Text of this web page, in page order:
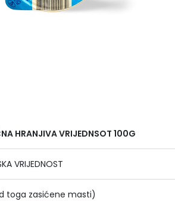
HRANJIVA VRIJEDNSOT 100G
VRIJEDNOST
toga zasićene masti)